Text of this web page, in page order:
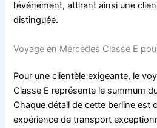
l’événement, attirant ainsi une
distinguée.
Voyage en Mercedes Classe E
Pour une clientèle exigeante, le
Classe E représente le summum
Chaque détail de cette berline est
expérience de transport